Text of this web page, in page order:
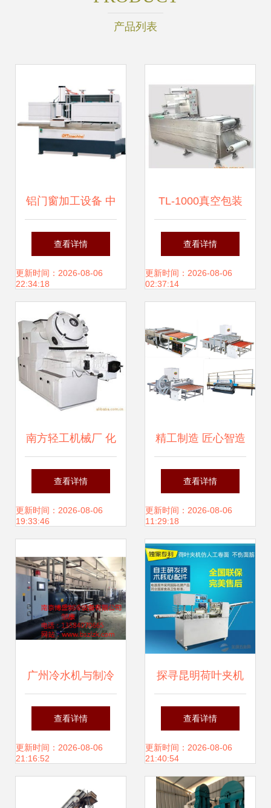
产品列表
铝门窗加工设备 中
柱六刀端面铣床产
品展示与相册
查看详情
更新时间：2026-08-06
22:34:18
TL-1000真空包装
机 诸城市天利食品
机械打造的品质之
查看详情
更新时间：2026-08-06
02:37:14
南方轻工机械厂 化
工成型设备产品列
表
查看详情
更新时间：2026-08-06
19:33:46
精工制造 匠心智造
——佛山市顺德区
伦教弘泰鑫玻璃机
械厂发展侧记
查看详情
更新时间：2026-08-06
11:29:18
广州冷水机与制冷
机选购指南 南京博
盛制冷厂家价格、
查看详情
更新时间：2026-08-06
21:16:52
探寻昆明荷叶夹机
制造厂家 优质机械
设备的选择指南
查看详情
更新时间：2026-08-06
21:40:54